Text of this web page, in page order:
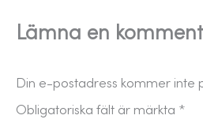
Lämna en
Din e-postadress kommer inte
Obligatoriska fält är märkta *